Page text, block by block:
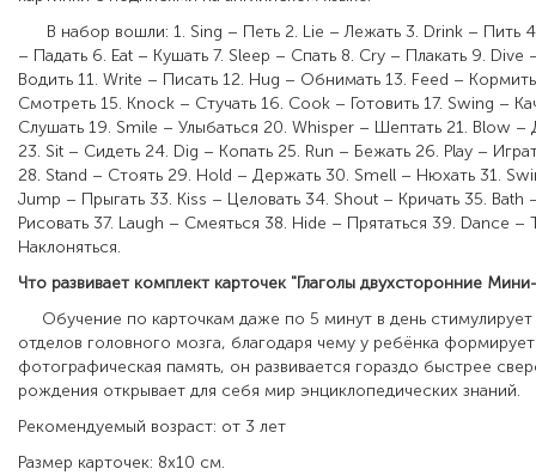
В набор вошли: 1. Sing – Петь 2. Lie – Лежать 3. Drink – Пить 4.
– Падать 6. Eat – Кушать 7. Sleep – Спать 8. Cry – Плакать 9. Dive
Водить 11. Write – Писать 12. Hug – Обнимать 13. Feed –
Смотреть 15. Knock – Стучать 16. Cook – Готовить 17. Swing –
Слушать 19. Smile – Улыбаться 20. Whisper – Шептать 21. Blow –
23. Sit – Сидеть 24. Dig – Копать 25. Run – Бежать 26. Play –
28. Stand – Стоять 29. Hold – Держать 30. Smell – Нюхать 31.
Jump – Прыгать 33. Kiss – Целовать 34. Shout – Кричать 35. Bath
Рисовать 37. Laugh – Смеяться 38. Hide – Прятаться 39. Dance –
Наклоняться.
Что развивает комплект карточек "Глаголы двухсторонние
Обучение по карточкам даже по 5 минут в день стимулирует
отделов головного мозга, благодаря чему у ребёнка
фотографическая память, он развивается гораздо быстрее
рождения открывает для себя мир энциклопедических знаний.
Рекомендуемый возраст: от 3 лет
Размер карточек: 8х10 см.